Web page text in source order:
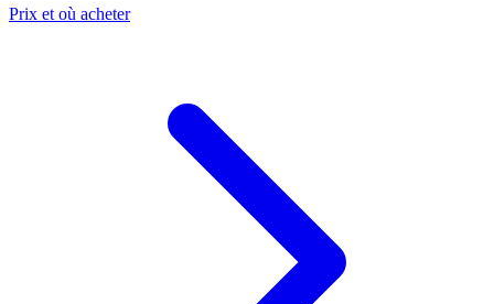
Prix et où acheter